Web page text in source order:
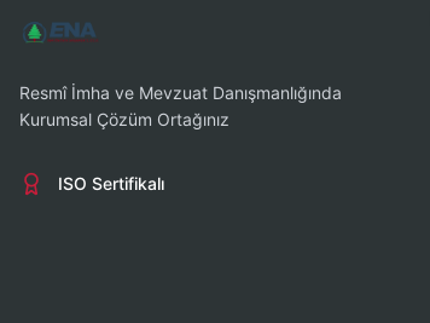
Resmî İmha ve Mevzuat Danışmanlığında
Kurumsal Çözüm Ortağınız
ISO Sertifikalı